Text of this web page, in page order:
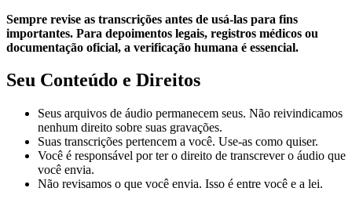
Sempre revise as transcrições antes de usá-las para fins
importantes. Para depoimentos legais, registros médicos ou
documentação oficial, a verificação humana é essencial.
Seu Conteúdo e Direitos
Seus arquivos de áudio permanecem seus. Não reivindicamos
nenhum direito sobre suas gravações.
Suas transcrições pertencem a você. Use-as como quiser.
Você é responsável por ter o direito de transcrever o áudio que
você envia.
Não revisamos o que você envia. Isso é entre você e a lei.